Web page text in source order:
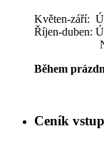
Květen-září:
Říjen-duben:
Ne 10-
Během
Ceník